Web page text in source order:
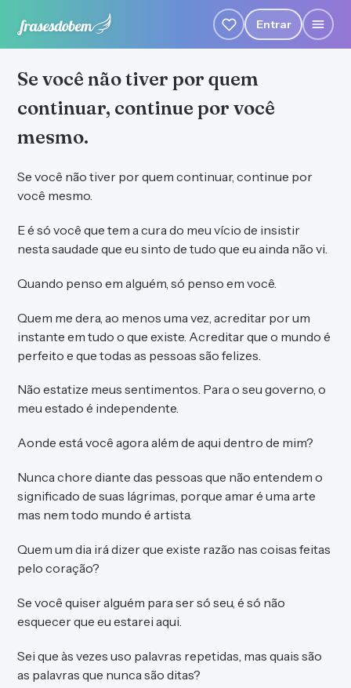
Entrar
Se você não tiver por quem
continuar, continue por você
mesmo.
Se você não tiver por quem continuar, continue por
você mesmo.
E é só você que tem a cura do meu vício de insistir
nesta saudade que eu sinto de tudo que eu ainda não vi.
Quando penso em alguém, só penso em você.
Quem me dera, ao menos uma vez, acreditar por um
instante em tudo o que existe. Acreditar que o mundo é
perfeito e que todas as pessoas são felizes.
Não estatize meus sentimentos. Para o seu governo, o
meu estado é independente.
Aonde está você agora além de aqui dentro de mim?
Nunca chore diante das pessoas que não entendem o
significado de suas lágrimas, porque amar é uma arte
mas nem todo mundo é artista.
Quem um dia irá dizer que existe razão nas coisas feitas
pelo coração?
Se você quiser alguém para ser só seu, é só não
esquecer que eu estarei aqui.
Sei que às vezes uso palavras repetidas, mas quais são
as palavras que nunca são ditas?